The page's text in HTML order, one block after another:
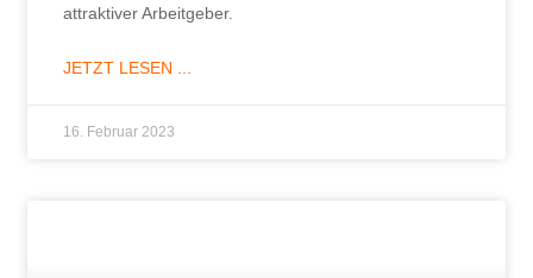
attraktiver Arbeitgeber.
JETZT LESEN ...
16. Februar 2023